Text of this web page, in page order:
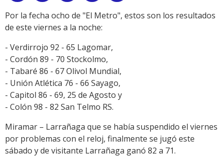
Link
Por la fecha ocho de "El Metro", estos son los resultados
de este viernes a la noche:
- Verdirrojo 92 - 65 Lagomar,
- Cordón 89 - 70 Stockolmo,
- Tabaré 86 - 67 Olivol Mundial,
- Unión Atlética 76 - 66 Sayago,
- Capitol 86 - 69, 25 de Agosto y
- Colón 98 - 82 San Telmo RS.
Miramar – Larrañaga que se había suspendido el viernes
por problemas con el reloj, finalmente se jugó este
sábado y de visitante Larrañaga ganó 82 a 71.